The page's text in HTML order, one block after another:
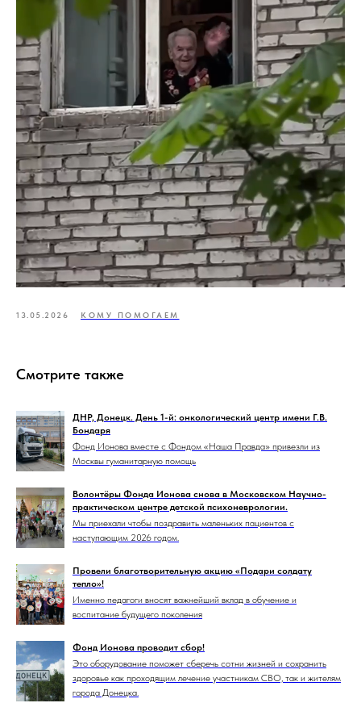
13.05.2026 КОМУ ПОМОГАЕМ
Смотрите также
ДНР, Донецк. День 1-й: онкологический центр имени Г.В.
Бондаря
Фонд Ионова вместе с Фондом «Наша Правда» привезли из
Москвы гуманитарную помощь
Волонтёры Фонда Ионова снова в Московском Научно-
практическом центре детской психоневрологии.
Мы приехали чтобы поздравить маленьких пациентов с
наступающим 2026 годом.
Провели благотворительную акцию «Подари солдату
тепло»!
Именно педагоги вносят важнейший вклад в обучение и
воспитание будущего поколения
Фонд Ионова проводит сбор!
Это оборудование поможет сберечь сотни жизней и сохранить
здоровье как проходящим лечение участникам СВО, так и жителям
города Донецка.